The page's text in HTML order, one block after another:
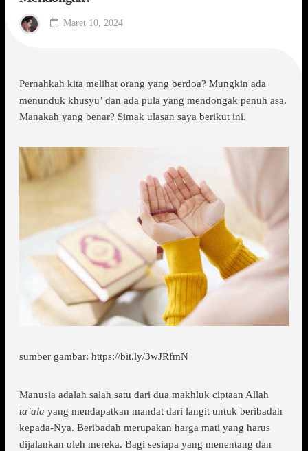
Maret 10, 2024
Pernahkah kita melihat orang yang berdoa? Mungkin ada
menunduk khusyu’ dan ada pula yang mendongak penuh asa.
Manakah yang benar? Simak ulasan saya berikut ini.
sumber gambar: https://bit.ly/3wJRfmN
Manusia adalah salah satu dari dua makhluk ciptaan Allah
ta’ala yang mendapatkan mandat dari langit untuk beribadah
kepada-Nya. Beribadah merupakan harga mati yang harus
dijalankan oleh mereka. Bagi sesiapa yang menentang dan